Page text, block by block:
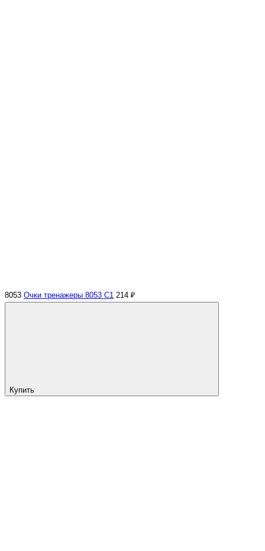
8053 Очки тренажеры 8053 C1 214 ₽
Купить